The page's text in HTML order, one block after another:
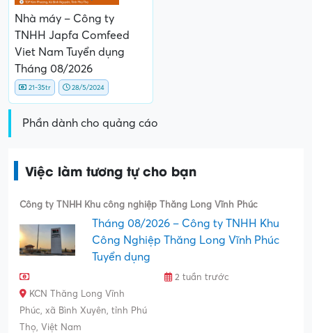
Nhà máy – Công ty
TNHH Japfa Comfeed
Viet Nam Tuyển dụng
Tháng 08/2026
21-35tr 28/5/2024
Phần dành cho quảng cáo
Việc làm tương tự cho bạn
Công ty TNHH Khu công nghiệp Thăng Long Vĩnh Phúc
Tháng 08/2026 – Công ty TNHH Khu
Công Nghiệp Thăng Long Vĩnh Phúc
Tuyển dụng
2 tuần trước
KCN Thăng Long Vĩnh
Phúc, xã Bình Xuyên, tỉnh Phú
Thọ, Việt Nam